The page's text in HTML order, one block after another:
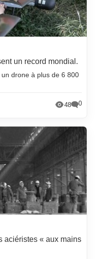
un record mondial.
drone à plus de 6 800
48 0
aciéristes « aux mains